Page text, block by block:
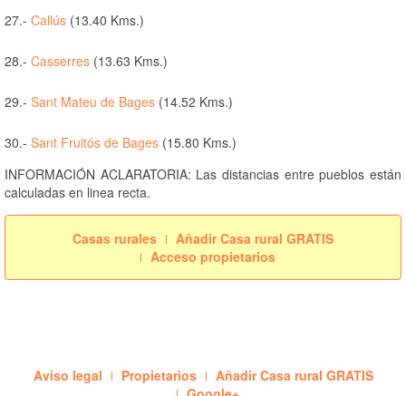
27.- Callús (13.40 Kms.)
28.- Casserres (13.63 Kms.)
29.- Sant Mateu de Bages (14.52 Kms.)
30.- Sant Fruitós de Bages (15.80 Kms.)
INFORMACIÓN ACLARATORIA: Las distancias entre pueblos están
calculadas en linea recta.
Casas rurales
Añadir Casa rural GRATIS
Acceso propietarios
Aviso legal Propietarios
Añadir Casa rural GRATIS